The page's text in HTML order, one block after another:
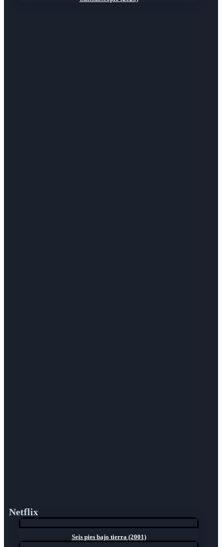
Netflix
Seis pies bajo tierra (2001)